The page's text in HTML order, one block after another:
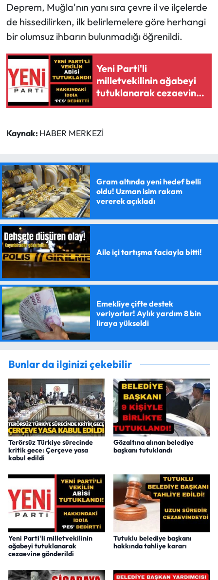
Deprem, Muğla'nın yanı sıra çevre il ve ilçelerde
de hissedilirken, ilk belirlemelere göre herhangi
bir olumsuz ihbarın bulunmadığı öğrenildi.
Yeni Parti'li
milletvekilinin ağabeyi
tutuklanarak cezaevine
gönderildi
Kaynak: HABER MERKEZİ
Gram altında yeni hedef belli
oldu! Uzman isim rakam
vererek açıkladı
Aile içi tartışma faciayla bitti!
Emekliye çifte destek
veriyorlar! Aylık yardım 8 bin
liraya yükseldi
Bunlar da ilginizi çekebilir
Terörsüz Türkiye sürecinde
kritik gece: Çerçeve yasa
kabul edildi
Gözaltına alınan belediye
başkanı tutuklandı
Yeni Parti'li milletvekilinin
ağabeyi tutuklanarak
cezaevine gönderildi
Tutuklu belediye başkanı
hakkında tahliye kararı